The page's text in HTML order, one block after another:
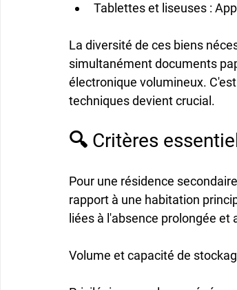
Tablettes et liseuses :
La diversité de ces biens
simultanément documents
électronique volumineux.
techniques devient crucial.
🔍 Critères
Pour une résidence
rapport à une habitation
liées à l'absence prolongée
Volume et capacité de